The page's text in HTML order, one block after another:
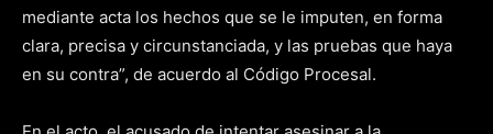
mediante acta los hechos que se le imputen, en forma
clara, precisa y circunstanciada, y las pruebas que haya
en su contra”, de acuerdo al Código Procesal.